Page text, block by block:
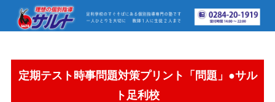
定期テスト時事問題対策プリント「問題」●サル
ト足利校